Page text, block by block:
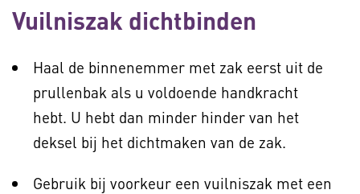
Vuilniszak dichtbinden
Haal de binnenemmer met zak eerst uit de
prullenbak als u voldoende handkracht
hebt. U hebt dan minder hinder van het
deksel bij het dichtmaken van de zak.
Gebruik bij voorkeur een vuilniszak met een